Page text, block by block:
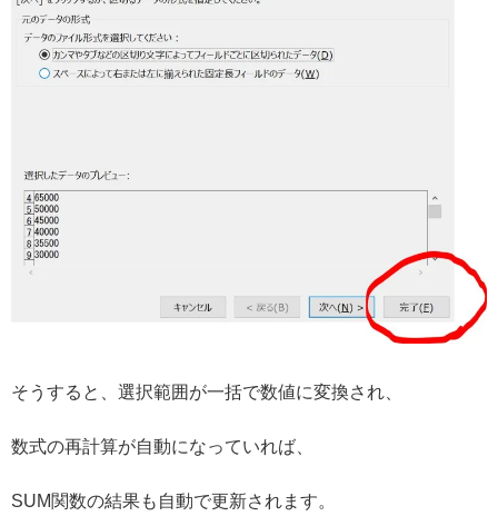
そうすると、選択範囲が一括で数値に変換され、
数式の再計算が自動になっていれば、
SUM関数の結果も自動で更新されます。